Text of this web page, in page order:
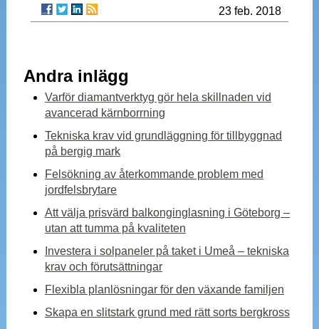
23 feb. 2018
Andra inlägg
Varför diamantverktyg gör hela skillnaden vid
avancerad kärnborrning
Tekniska krav vid grundläggning för tillbyggnad
på bergig mark
Felsökning av återkommande problem med
jordfelsbrytare
Att välja prisvärd balkonginglasning i Göteborg –
utan att tumma på kvaliteten
Investera i solpaneler på taket i Umeå – tekniska
krav och förutsättningar
Flexibla planlösningar för den växande familjen
Skapa en slitstark grund med rätt sorts bergkross